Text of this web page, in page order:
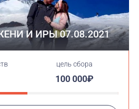
И ИРЫ 07.08.2021
цель сбора
100 000₽